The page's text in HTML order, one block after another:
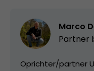
Marco
Partner
Oprichter/partner